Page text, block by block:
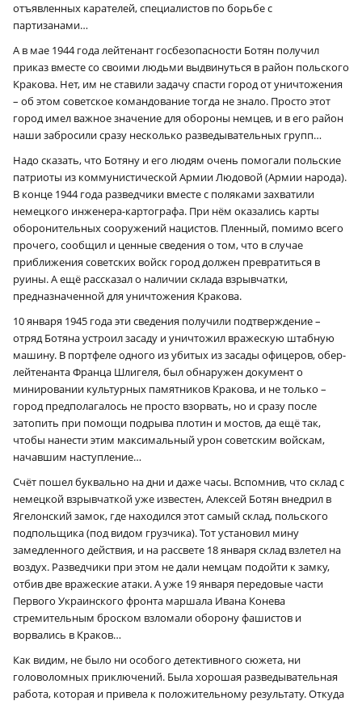
отъявленных карателей, специалистов по борьбе с
партизанами…
А в мае 1944 года лейтенант госбезопасности Ботян получил
приказ вместе со своими людьми выдвинуться в район польского
Кракова. Нет, им не ставили задачу спасти город от уничтожения
– об этом советское командование тогда не знало. Просто этот
город имел важное значение для обороны немцев, и в его район
наши забросили сразу несколько разведывательных групп…
Надо сказать, что Ботяну и его людям очень помогали польские
патриоты из коммунистической Армии Людовой (Армии народа).
В конце 1944 года разведчики вместе с поляками захватили
немецкого инженера-картографа. При нём оказались карты
оборонительных сооружений нацистов. Пленный, помимо всего
прочего, сообщил и ценные сведения о том, что в случае
приближения советских войск город должен превратиться в
руины. А ещё рассказал о наличии склада взрывчатки,
предназначенной для уничтожения Кракова.
10 января 1945 года эти сведения получили подтверждение –
отряд Ботяна устроил засаду и уничтожил вражескую штабную
машину. В портфеле одного из убитых из засады офицеров, обер-
лейтенанта Франца Шлигеля, был обнаружен документ о
минировании культурных памятников Кракова, и не только –
город предполагалось не просто взорвать, но и сразу после
затопить при помощи подрыва плотин и мостов, да ещё так,
чтобы нанести этим максимальный урон советским войскам,
начавшим наступление…
Счёт пошел буквально на дни и даже часы. Вспомнив, что склад с
немецкой взрывчаткой уже известен, Алексей Ботян внедрил в
Ягелонский замок, где находился этот самый склад, польского
подпольщика (под видом грузчика). Тот установил мину
замедленного действия, и на рассвете 18 января склад взлетел на
воздух. Разведчики при этом не дали немцам подойти к замку,
отбив две вражеские атаки. А уже 19 января передовые части
Первого Украинского фронта маршала Ивана Конева
стремительным броском взломали оборону фашистов и
ворвались в Краков…
Как видим, не было ни особого детективного сюжета, ни
головоломных приключений. Была хорошая разведывательная
работа, которая и привела к положительному результату. Откуда
×